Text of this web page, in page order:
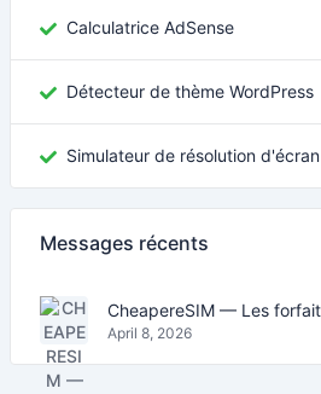
Calculatrice AdSense
Détecteur de thème WordPress
Simulateur de résolution d'écran
Messages récents
April 8, 2026